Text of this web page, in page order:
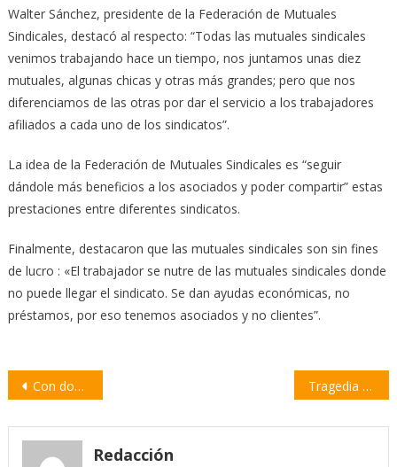
Walter Sánchez, presidente de la Federación de Mutuales
Sindicales, destacó al respecto: “Todas las mutuales sindicales
venimos trabajando hace un tiempo, nos juntamos unas diez
mutuales, algunas chicas y otras más grandes; pero que nos
diferenciamos de las otras por dar el servicio a los trabajadores
afiliados a cada uno de los sindicatos”.
La idea de la Federación de Mutuales Sindicales es “seguir
dándole más beneficios a los asociados y poder compartir” estas
prestaciones entre diferentes sindicatos.
Finalmente, destacaron que las mutuales sindicales son sin fines
de lucro : «El trabajador se nutre de las mutuales sindicales donde
no puede llegar el sindicato. Se dan ayudas económicas, no
préstamos, por eso tenemos asociados y no clientes”.
Navegación
entradas
Con dos obras, el próximo viernes regresa el teatro a la Sociedad Italiana Tragedia en la autopista: un hombre murió tras ser atropellado por un camión
Redacción